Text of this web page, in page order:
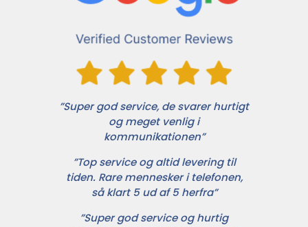
”Super god service, de svarer hurtigt
og meget venlig i
kommunikationen”
”Top service og altid levering til
tiden. Rare mennesker i telefonen,
så klart 5 ud af 5 herfra”
”Super god service og hurtig